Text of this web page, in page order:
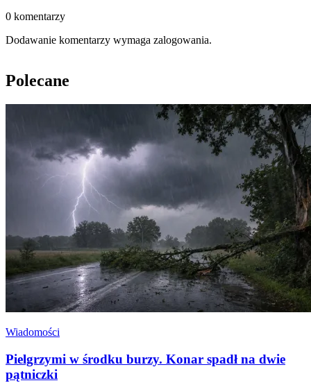
0 komentarzy
Dodawanie komentarzy wymaga zalogowania.
Polecane
Wiadomości
Pielgrzymi w środku burzy. Konar spadł na dwie
pątniczki